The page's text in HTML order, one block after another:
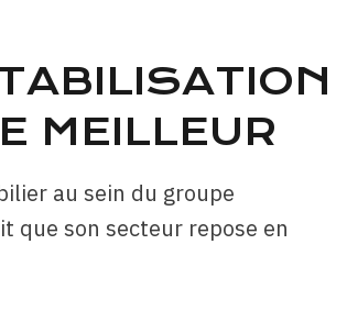
MEILLEUR
au sein du groupe
que son secteur repose en